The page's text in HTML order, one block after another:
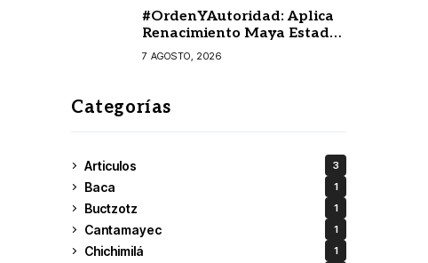
#OrdenYAutoridad: Aplica
Renacimiento Maya Estado
de derecho con orden,
coordinación y saldo blanco
7 AGOSTO, 2026
Categorías
Articulos 3
Baca 1
Buctzotz 1
Cantamayec 1
Chichimilá 1